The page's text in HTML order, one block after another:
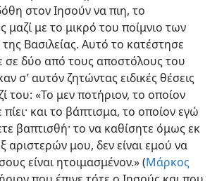
στον Ιησούν να πιη, το
μαζί με το μικρό του ποίμνιο των
Βασιλείας. Αυτό το κατέστησε
σε δύο από τους αποστόλους του
σ’ αυτόν ζητώντας ειδικές θέσεις
του: «Το μεν ποτήριον, το οποίον
και το βάπτισμα, το οποίον εγώ
βαπτισθή· το να καθίσητε όμως εκ
αριστερών μου, δεν είναι εμού να
είναι ητοιμασμένον.» (Μάρκος